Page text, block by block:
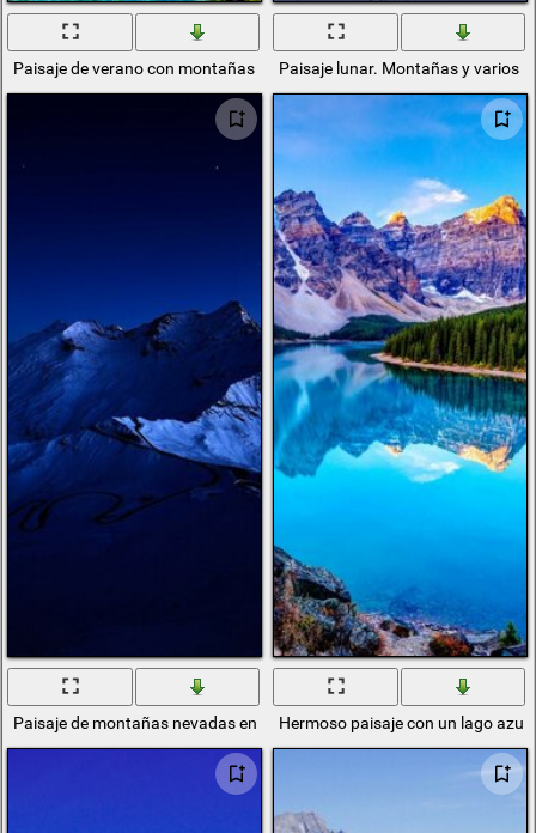
Paisaje de verano con montañas y lagoPaisaje lunar. Montañas y varios
Paisaje de montañas nevadas en penumbraHermoso paisaje con un lago